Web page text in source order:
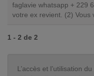
faglavie whatsapp + 229
votre ex revient. (2) Vous
1 - 2 de 2
L’accès et l’utilisation